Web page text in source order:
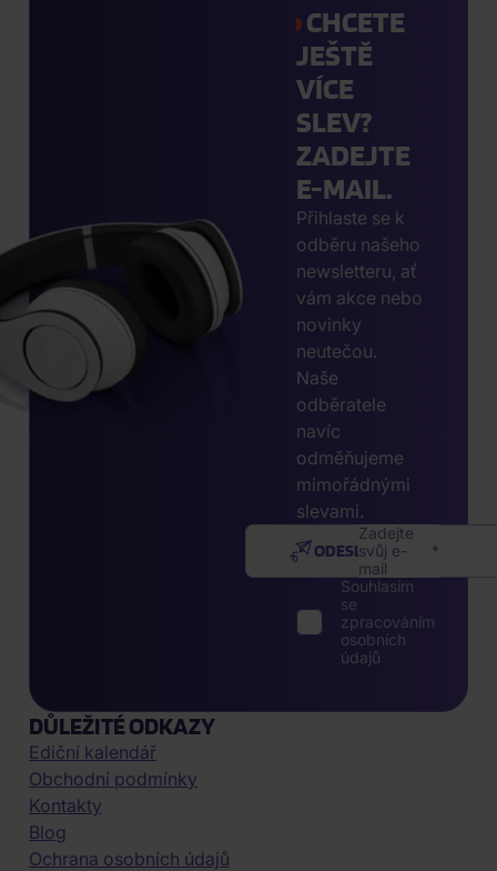
CHCETE
JEŠTĚ
VÍCE
SLEV?
ZADEJTE
E-MAIL.
Přihlaste se k
odběru našeho
newsletteru, ať
vám akce nebo
novinky
neutečou.
Naše
odběratele
navíc
odměňujeme
mimořádnými
slevami.
Zadejte
svůj e-
mail
ODESLAT
Souhlasím
se
zpracováním
osobních
údajů
DŮLEŽITÉ ODKAZY
Ediční kalendář
Obchodní podmínky
Kontakty
Blog
Ochrana osobních údajů